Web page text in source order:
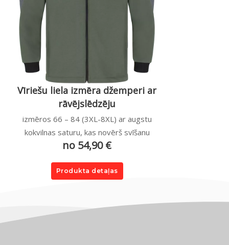
Vīriešu liela izmēra džemperi ar
rāvējslēdzēju
izmēros 66 – 84 (3XL-8XL) ar augstu
kokvilnas saturu, kas novērš svīšanu
no 54,90 €
Produkta detaļas